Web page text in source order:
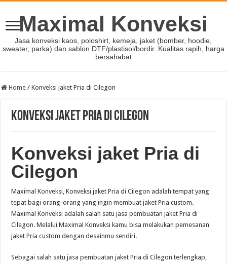
Maximal Konveksi
Jasa konveksi kaos, poloshirt, kemeja, jaket (bomber, hoodie,
sweater, parka) dan sablon DTF/plastisol/bordir. Kualitas rapih, harga
bersahabat
Home / Konveksi jaket Pria di Cilegon
Konveksi jaket Pria di Cilegon
Konveksi jaket Pria di
Cilegon
Maximal Konveksi, Konveksi jaket Pria di Cilegon adalah tempat yang
tepat bagi orang-orang yang ingin membuat jaket Pria custom.
Maximal Konveksi adalah salah satu jasa pembuatan jaket Pria di
Cilegon. Melalui Maximal Konveksi kamu bisa melakukan pemesanan
jaket Pria custom dengan desainmu sendiri.
Sebagai salah satu jasa pembuatan jaket Pria di Cilegon terlengkap,